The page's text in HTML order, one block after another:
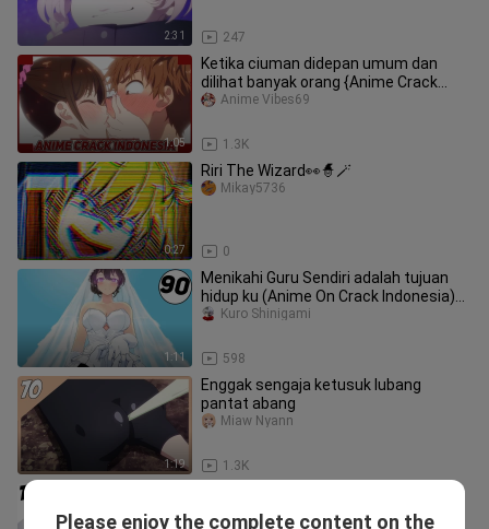
2:31 247
1:05
Ketika ciuman didepan umum dan
dilihat banyak orang {Anime Crack
Indonesia} 191
1.3K
Anime Vibes69
0:27
Riri The Wizard👀🧙🪄
0
Mikay5736
1:11
Menikahi Guru Sendiri adalah tujuan
hidup ku (Anime On Crack Indonesia)
#90
598
Kuro Shinigami
1:19
Enggak sengaja ketusuk lubang
pantat abang
1.3K
Miaw Nyann
umum [ Anime On Crack Indonesia ]
Please enjoy the complete content on the